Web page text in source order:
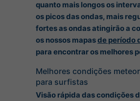
quanto mais longos os
os picos das ondas, mais
fortes as ondas atingirão a
os nossos mapasde período
para encontrar os melhores
Melhores condições
para surfistas
Visão rápida das condições